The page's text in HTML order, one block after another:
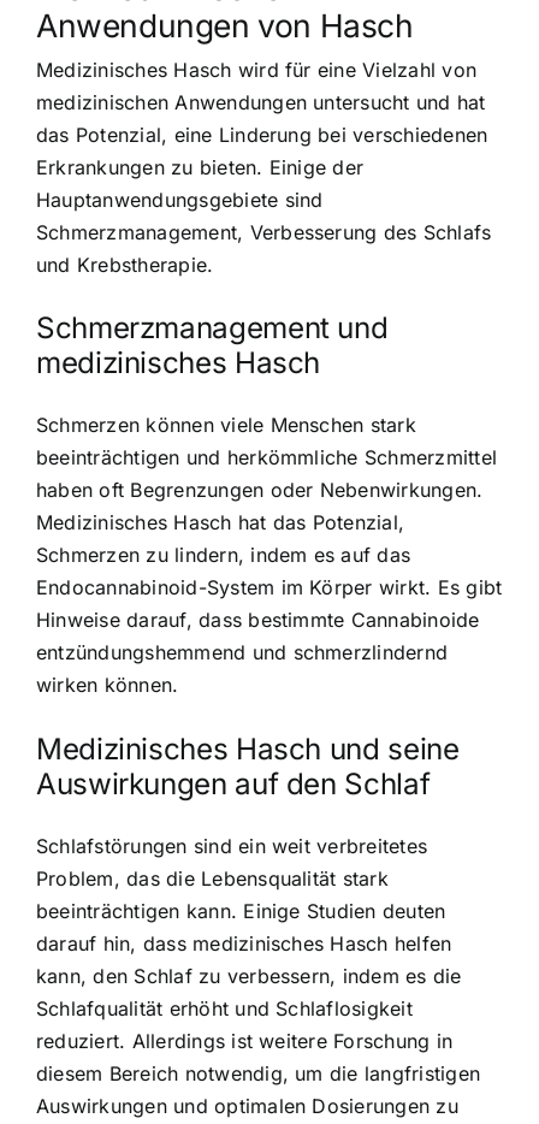
Anwendungen von Hasch
Medizinisches Hasch wird für eine Vielzahl von
medizinischen Anwendungen untersucht und hat
das Potenzial, eine Linderung bei verschiedenen
Erkrankungen zu bieten. Einige der
Hauptanwendungsgebiete sind
Schmerzmanagement, Verbesserung des Schlafs
und Krebstherapie.
Schmerzmanagement und
medizinisches Hasch
Schmerzen können viele Menschen stark
beeinträchtigen und herkömmliche Schmerzmittel
haben oft Begrenzungen oder Nebenwirkungen.
Medizinisches Hasch hat das Potenzial,
Schmerzen zu lindern, indem es auf das
Endocannabinoid-System im Körper wirkt. Es gibt
Hinweise darauf, dass bestimmte Cannabinoide
entzündungshemmend und schmerzlindernd
wirken können.
Medizinisches Hasch und seine
Auswirkungen auf den Schlaf
Schlafstörungen sind ein weit verbreitetes
Problem, das die Lebensqualität stark
beeinträchtigen kann. Einige Studien deuten
darauf hin, dass medizinisches Hasch helfen
kann, den Schlaf zu verbessern, indem es die
Schlafqualität erhöht und Schlaflosigkeit
reduziert. Allerdings ist weitere Forschung in
diesem Bereich notwendig, um die langfristigen
Auswirkungen und optimalen Dosierungen zu